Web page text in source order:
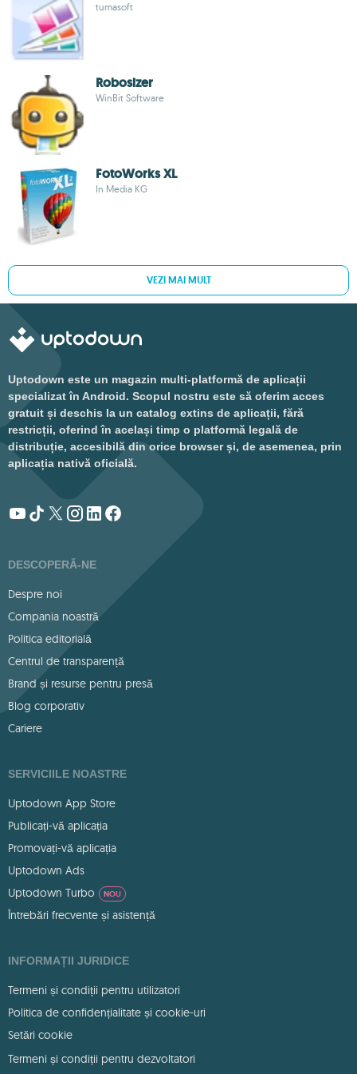
tumasoft
Robosizer
WinBit Software
FotoWorks XL
In Media KG
VEZI MAI MULT
Uptodown este un magazin multi-platformă de aplicații
specializat în Android. Scopul nostru este să oferim acces
gratuit și deschis la un catalog extins de aplicații, fără
restricții, oferind în același timp o platformă legală de
distribuție, accesibilă din orice browser și, de asemenea, prin
aplicația nativă oficială.
DESCOPERĂ-NE
Despre noi
Compania noastră
Politica editorială
Centrul de transparență
Brand și resurse pentru presă
Blog corporativ
Cariere
SERVICIILE NOASTRE
Uptodown App Store
Publicați-vă aplicația
Promovați-vă aplicația
Uptodown Ads
Uptodown Turbo
NOU
Întrebări frecvente și asistență
INFORMAȚII JURIDICE
Termeni și condiții pentru utilizatori
Politica de confidențialitate și cookie-uri
Setări cookie
Termeni și condiții pentru dezvoltatori